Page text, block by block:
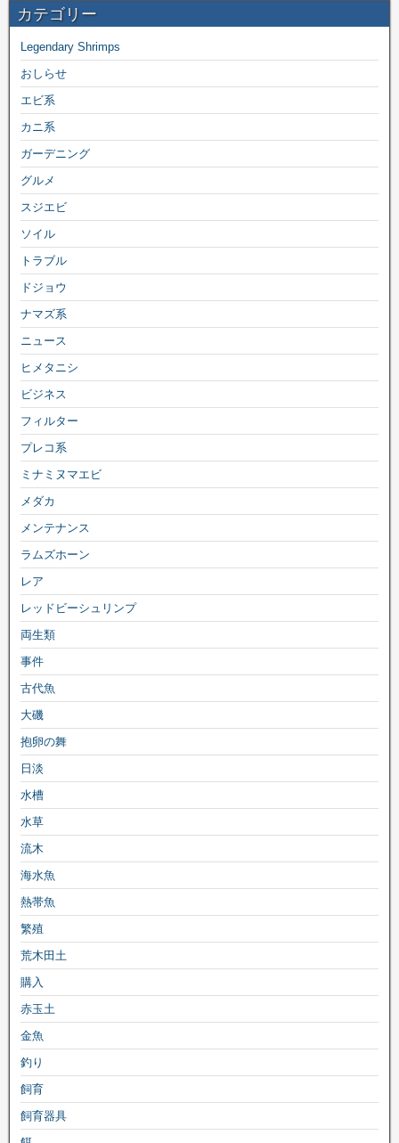
カテゴリー
Legendary Shrimps
おしらせ
エビ系
カニ系
ガーデニング
グルメ
スジエビ
ソイル
トラブル
ドジョウ
ナマズ系
ニュース
ヒメタニシ
ビジネス
フィルター
プレコ系
ミナミヌマエビ
メダカ
メンテナンス
ラムズホーン
レア
レッドビーシュリンプ
両生類
事件
古代魚
大磯
抱卵の舞
日淡
水槽
水草
流木
海水魚
熱帯魚
繁殖
荒木田土
購入
赤玉土
金魚
釣り
飼育
飼育器具